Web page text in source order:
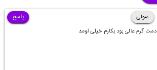
سولی
دمت گرم عالی بود بکارم خیلی اومد
پاسخ